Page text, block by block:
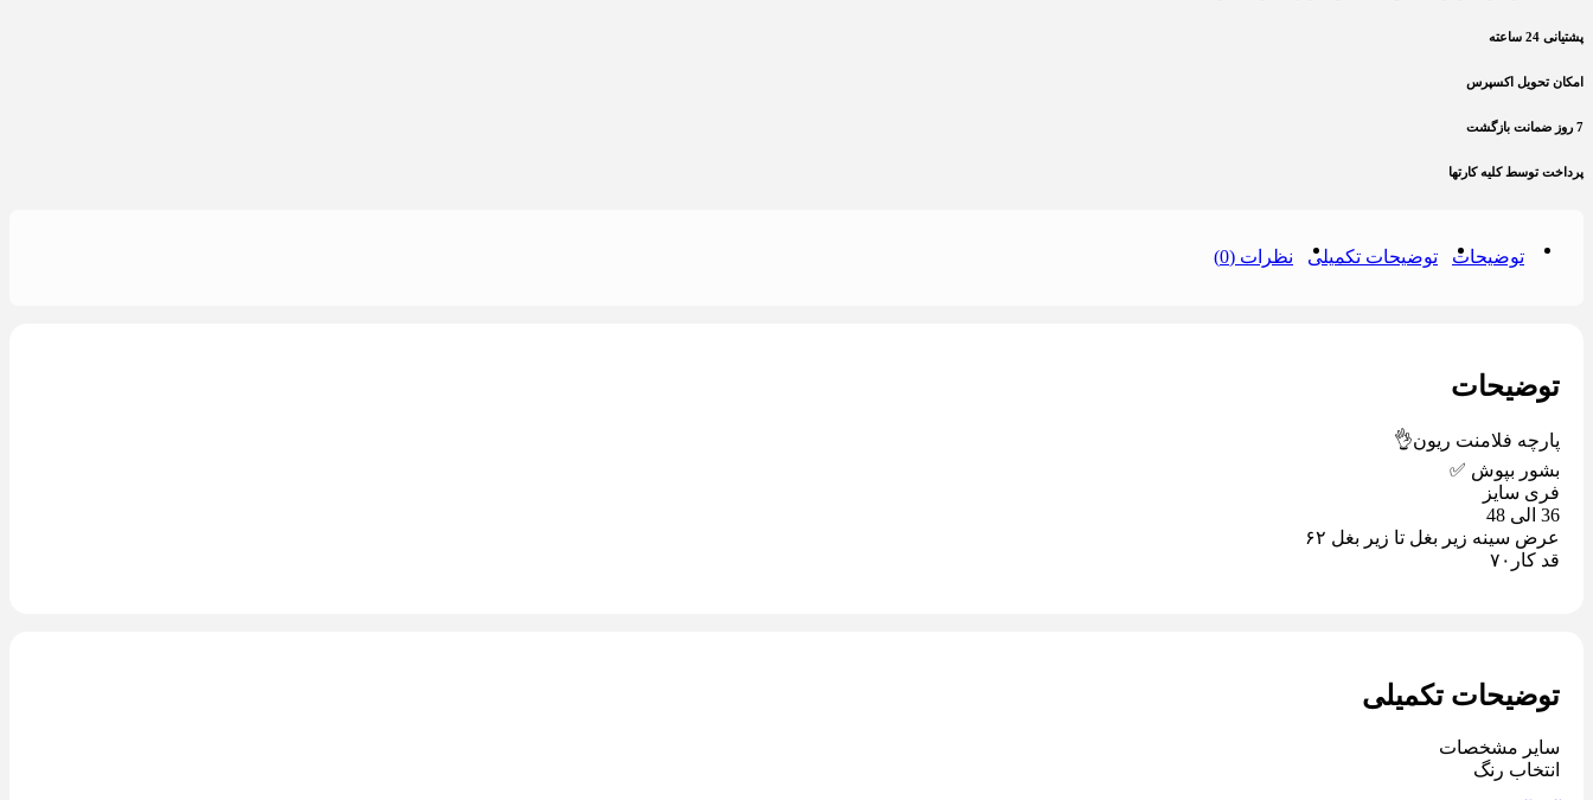
پشتیانی 24 ساعته
امکان تحویل اکسپرس
7 روز ضمانت بازگشت
پرداخت توسط کلیه کارتها
توضیحات توضیحات تکمیلی نظرات (0)
توضیحات
پارچه فلامنت ریون👌
بشور بپوش ✅
فری سایز
36 الی 48
عرض سینه زیر بغل تا زیر بغل ۶٢
قد کار٧٠
توضیحات تکمیلی
سایر مشخصات
انتخاب رنگ